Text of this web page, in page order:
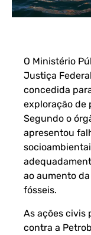
O Ministério
Justiça
concedida
exploração de
Segundo o
apresentou
ao aumento
fósseis.
As ações civis
contra a